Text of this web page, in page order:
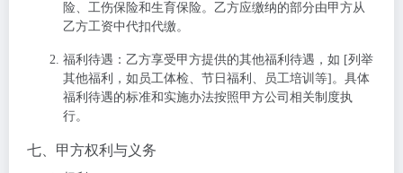
险、工伤保险和生育保险。乙方应缴纳的部分由甲方从
乙方工资中代扣代缴。
福利待遇 ：乙方享受甲方提供的其他福利待遇，如 [列举
其他福利，如员工体检、节日福利、员工培训等]。具体
福利待遇的标准和实施办法按照甲方公司相关制度执
行。
七、甲方权利与义务